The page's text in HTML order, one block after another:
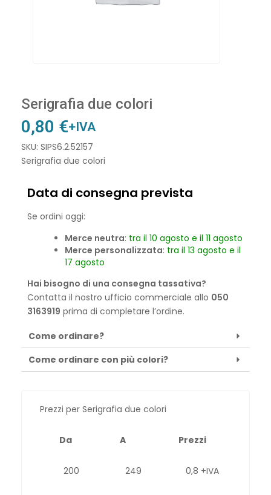
Serigrafia due colori
0,80 €+IVA
SKU: SIPS6.2.52157
Serigrafia due colori
Data di consegna prevista
Se ordini oggi:
Merce neutra: tra il 10 agosto e il 11 agosto
Merce personalizzata: tra il 13 agosto e il
17 agosto
Hai bisogno di una consegna tassativa?
Contatta il nostro ufficio commerciale allo 050
3163919 prima di completare l’ordine.
Come ordinare?
Come ordinare con più colori?
Prezzi per Serigrafia due colori
Da A Prezzi
200 249 0,8 +IVA